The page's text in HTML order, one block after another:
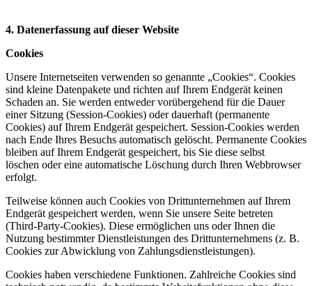
4. Datenerfassung auf dieser Website
Cookies
Unsere Internetseiten verwenden so genannte „Cookies“. Cookies
sind kleine Datenpakete und richten auf Ihrem Endgerät keinen
Schaden an. Sie werden entweder vorübergehend für die Dauer
einer Sitzung (Session-Cookies) oder dauerhaft (permanente
Cookies) auf Ihrem Endgerät gespeichert. Session-Cookies werden
nach Ende Ihres Besuchs automatisch gelöscht. Permanente Cookies
bleiben auf Ihrem Endgerät gespeichert, bis Sie diese selbst
löschen oder eine automatische Löschung durch Ihren Webbrowser
erfolgt.
Teilweise können auch Cookies von Drittunternehmen auf Ihrem
Endgerät gespeichert werden, wenn Sie unsere Seite betreten
(Third-Party-Cookies). Diese ermöglichen uns oder Ihnen die
Nutzung bestimmter Dienstleistungen des Drittunternehmens (z. B.
Cookies zur Abwicklung von Zahlungsdienstleistungen).
Cookies haben verschiedene Funktionen. Zahlreiche Cookies sind